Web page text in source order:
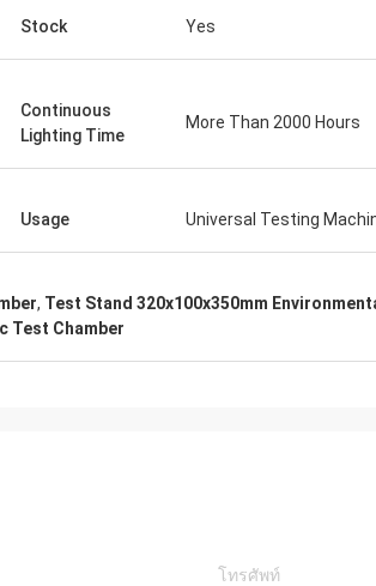
อาชิช
ารบริการหลังการขายที่
างเทคนิคของพวกเขาไปยัง
ละการดําเนินงานพวกเขา
ณ์ของเรากับอุปกรณ์ และมุ่ง
การร่วมมือ
Stock Yes
Continuous
Lighting Time
More Than 2000 Hours
Usage Universal Testing
, Test Stand 320x100x350mm
Test Chamber